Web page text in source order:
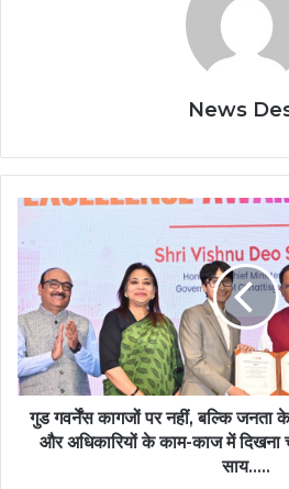
News
गुड
कागजों
नहीं,
बल्कि
जनता
के
जीवन
सकारात्मक
गुड गवर्नेंस कागजों पर नहीं, बल्कि जनता
और अधिकारियों के काम-काज में दिखना
साय…..